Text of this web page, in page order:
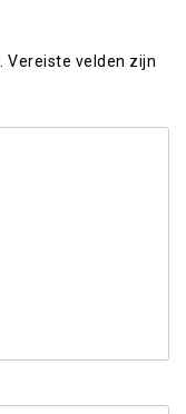
Vereiste velden zijn